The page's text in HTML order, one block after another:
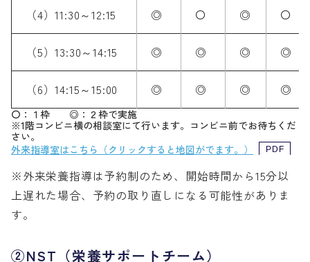
（4）11:30～12:15 ◎ 〇 ◎ 〇
（5）13:30～14:15 ◎ ◎ ◎ ◎
（6）14:15～15:00 ◎ ◎ ◎ ◎
〇：１枠 ◎：２枠で実施
※1階コンビニ横の相談室にて行います。コンビニ前でお待ちくだ
さい。
外来指導室はこちら（クリックすると地図がでます。）
※外来栄養指導は予約制のため、開始時間から15分以
上遅れた場合、予約の取り直しになる可能性がありま
す。
②NST（栄養サポートチーム）